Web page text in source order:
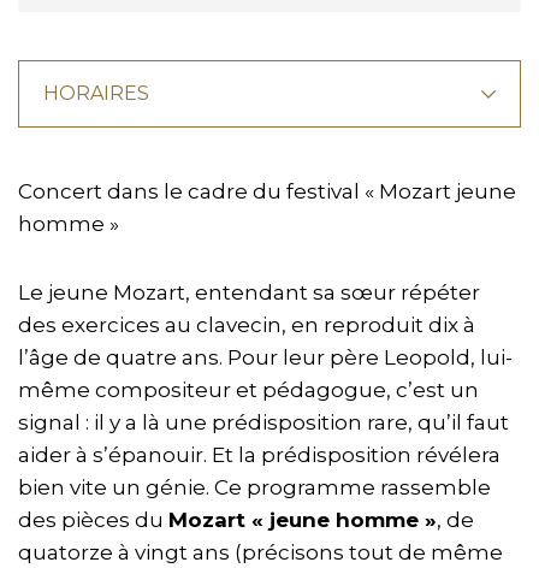
HORAIRES
Concert dans le cadre du festival « Mozart jeune
homme »
Le jeune Mozart, entendant sa sœur répéter
des exercices au clavecin, en reproduit dix à
l’âge de quatre ans. Pour leur père Leopold, lui-
même compositeur et pédagogue, c’est un
signal : il y a là une prédisposition rare, qu’il faut
aider à s’épanouir. Et la prédisposition révélera
bien vite un génie. Ce programme rassemble
des pièces du Mozart « jeune homme », de
quatorze à vingt ans (précisons tout de même